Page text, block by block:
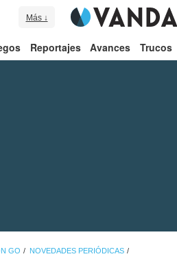
Más ↓
Reportajes Avances Trucos
GO
NOVEDADES PERIÓDICAS